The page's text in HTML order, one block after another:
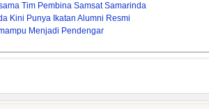
Tim Pembina Samsat Samarinda
Kini Punya Ikatan Alumni Resmi
Menjadi Pendengar